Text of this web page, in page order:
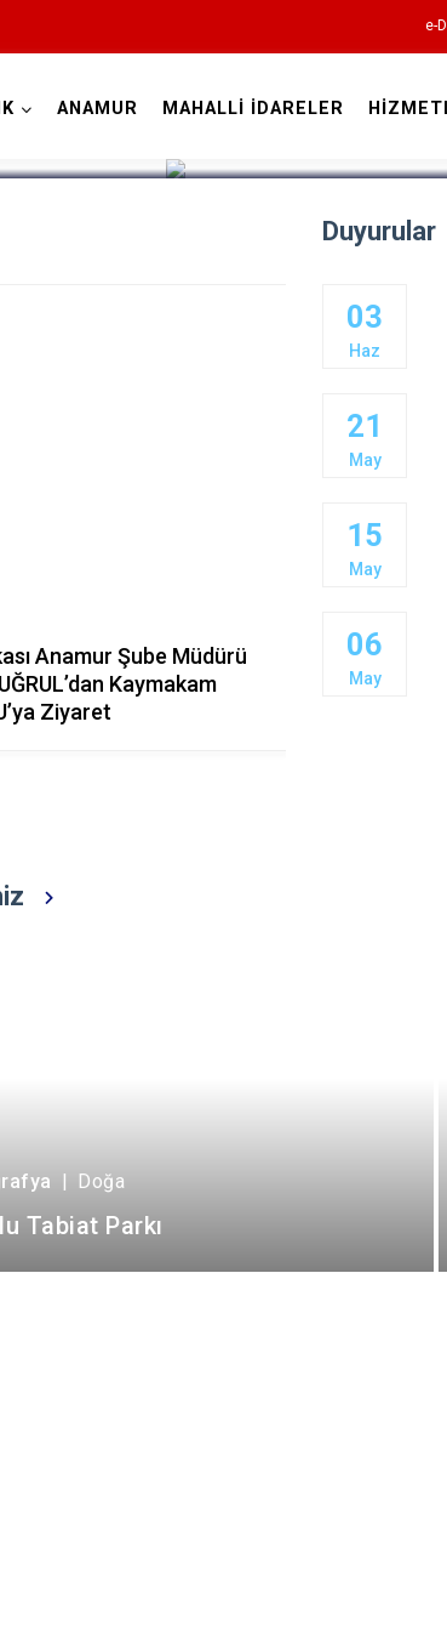
e-
Aydıncık
Bozyazı
Erdemli
Mut
ANAMUR MAHALLİ İDARELER
Anamur Şube Müdürü
Kaymakam
Ziyaret
Barış
Duyurular
03
Haz
21
May
15
May
06
May
| Doğa
Tabiat Parkı